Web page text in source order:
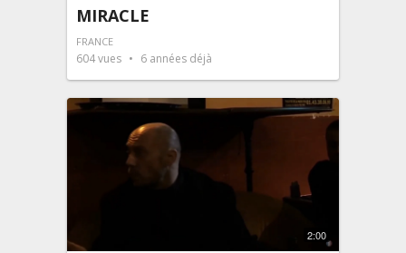
MIRACLE
FRANCE
604vues 6 années déjà
2:00